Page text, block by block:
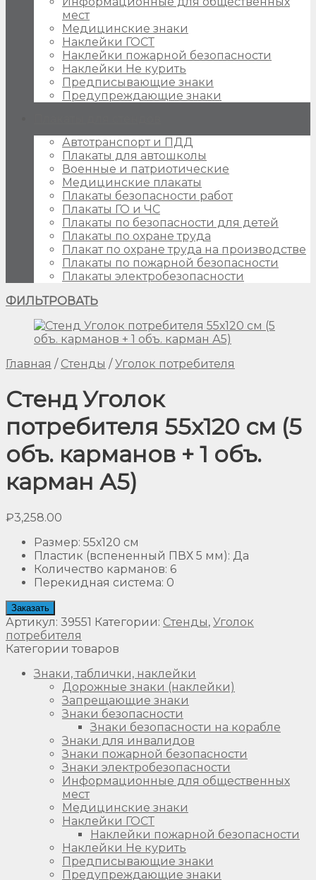
мест
Медицинские знаки
Наклейки ГОСТ
Наклейки пожарной безопасности
Наклейки Не курить
Предписывающие знаки
Предупреждающие знаки
Автотранспорт и ПДД
Плакаты для автошколы
Военные и патриотические
Медицинские плакаты
Плакаты безопасности работ
Плакаты ГО и ЧС
Плакаты по безопасности для детей
Плакаты по охране труда
Плакат по охране труда на производстве
Плакаты по пожарной безопасности
Плакаты электробезопасности
ФИЛЬТРОВАТЬ
Главная / Стенды / Уголок потребителя
Стенд Уголок
потребителя 55х120 см (5
объ. карманов + 1 объ.
карман А5)
₽3,258.00
Размер: 55х120 см
Пластик (вспененный ПВХ 5 мм): Да
Количество карманов: 6
Перекидная система: 0
Заказать
Артикул: 39551 Категории: Стенды, Уголок
потребителя
Категории товаров
Знаки, таблички, наклейки
Дорожные знаки (наклейки)
Запрещающие знаки
Знаки безопасности
Знаки безопасности на корабле
Знаки для инвалидов
Знаки пожарной безопасности
Знаки электробезопасности
Информационные для общественных
мест
Медицинские знаки
Наклейки ГОСТ
Наклейки пожарной безопасности
Наклейки Не курить
Предписывающие знаки
Предупреждающие знаки